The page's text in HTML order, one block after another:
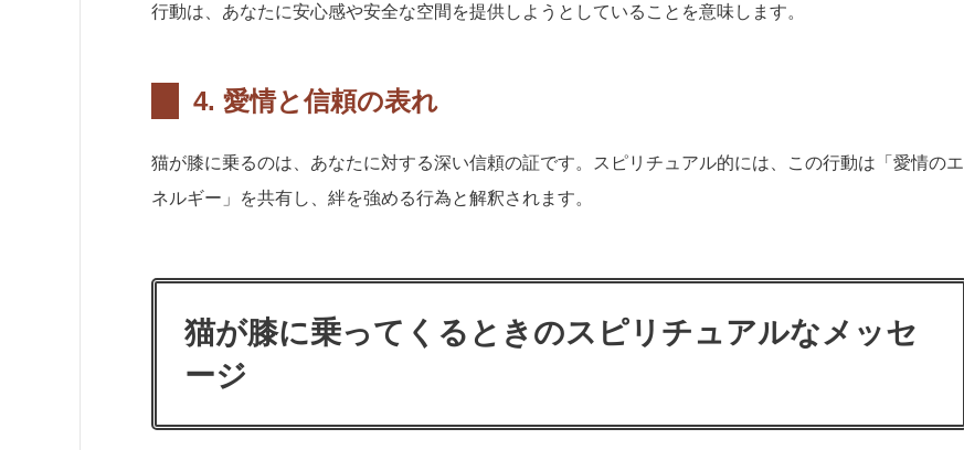
行動は、あなたに安心感や安全な空間を提供しようとしていることを意味します。
4. 愛情と信頼の表れ
猫が膝に乗るのは、あなたに対する深い信頼の証です。スピリチュアル的には、この行動は「愛情のエ
ネルギー」を共有し、絆を強める行為と解釈されます。
猫が膝に乗ってくるときのスピリチュアルなメッセ
ージ